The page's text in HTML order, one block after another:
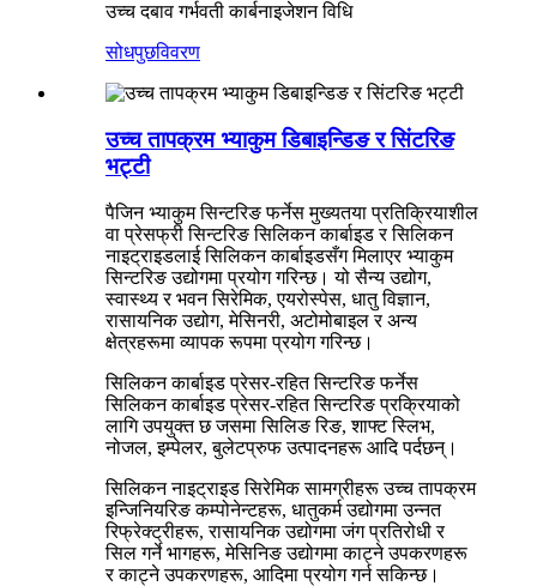
उच्च दबाव गर्भवती कार्बनाइजेशन विधि
सोधपुछविवरण
उच्च तापक्रम भ्याकुम डिबाइन्डिङ र सिंटरिङ
भट्टी
पैजिन भ्याकुम सिन्टरिङ फर्नेस मुख्यतया प्रतिक्रियाशील
वा प्रेसफ्री सिन्टरिङ सिलिकन कार्बाइड र सिलिकन
नाइट्राइडलाई सिलिकन कार्बाइडसँग मिलाएर भ्याकुम
सिन्टरिङ उद्योगमा प्रयोग गरिन्छ। यो सैन्य उद्योग,
स्वास्थ्य र भवन सिरेमिक, एयरोस्पेस, धातु विज्ञान,
रासायनिक उद्योग, मेसिनरी, अटोमोबाइल र अन्य
क्षेत्रहरूमा व्यापक रूपमा प्रयोग गरिन्छ।
सिलिकन कार्बाइड प्रेसर-रहित सिन्टरिङ फर्नेस
सिलिकन कार्बाइड प्रेसर-रहित सिन्टरिङ प्रक्रियाको
लागि उपयुक्त छ जसमा सिलिङ रिङ, शाफ्ट स्लिभ,
नोजल, इम्पेलर, बुलेटप्रुफ उत्पादनहरू आदि पर्दछन्।
सिलिकन नाइट्राइड सिरेमिक सामग्रीहरू उच्च तापक्रम
इन्जिनियरिङ कम्पोनेन्टहरू, धातुकर्म उद्योगमा उन्नत
रिफ्रेक्ट्रीहरू, रासायनिक उद्योगमा जंग प्रतिरोधी र
सिल गर्ने भागहरू, मेसिनिङ उद्योगमा काट्ने उपकरणहरू
र काट्ने उपकरणहरू, आदिमा प्रयोग गर्न सकिन्छ।